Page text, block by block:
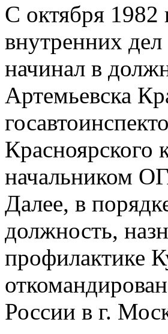
С октября 1982
внутренних
начинал в
Артемьевска
Красноярского
начальником
Далее, в
должность,
профилактике
России в г.